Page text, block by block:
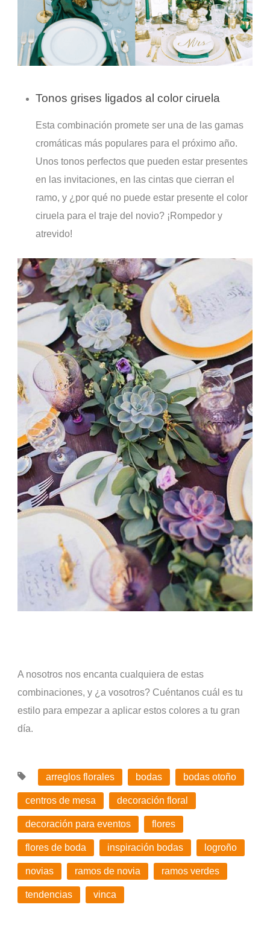
Tonos grises ligados al color ciruela
Esta combinación promete ser una de las gamas
cromáticas más populares para el próximo año.
Unos tonos perfectos que pueden estar presentes
en las invitaciones, en las cintas que cierran el
ramo, y ¿por qué no puede estar presente el color
ciruela para el traje del novio? ¡Rompedor y
atrevido!
A nosotros nos encanta cualquiera de estas
combinaciones, y ¿a vosotros? Cuéntanos cuál es tu
estilo para empezar a aplicar estos colores a tu gran
día.
arreglos florales bodas bodas otoño
centros de mesa decoración floral
decoración para eventos flores
flores de boda inspiración bodas logroño
novias ramos de novia ramos verdes
tendencias vinca